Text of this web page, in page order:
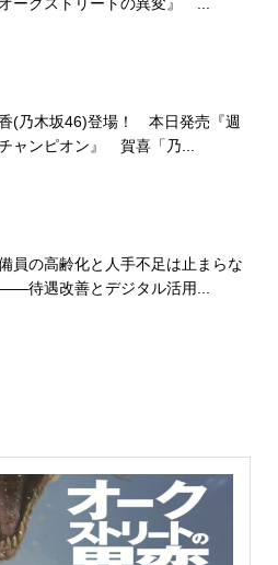
ークストリートの異変』 ...
(乃木坂46)登場！ 本日発売『週
ャンピオン』 賀喜「乃...
員の高齢化と人手不足は止まらな
待遇改善とデジタル活用...